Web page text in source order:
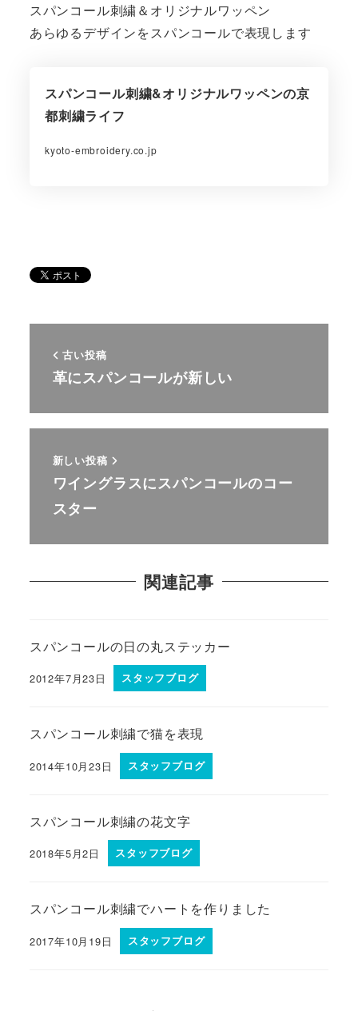
スパンコール刺繍＆オリジナルワッペン
あらゆるデザインをスパンコールで表現します
スパンコール刺繍&オリジナルワッペンの京
都刺繍ライフ
kyoto-embroidery.co.jp
古い投稿
革にスパンコールが新しい
新しい投稿
ワイングラスにスパンコールのコー
スター
関連記事
スパンコールの日の丸ステッカー
2012年7月23日 スタッフブログ
スパンコール刺繍で猫を表現
2014年10月23日 スタッフブログ
スパンコール刺繍の花文字
2018年5月2日 スタッフブログ
スパンコール刺繍でハートを作りました
2017年10月19日 スタッフブログ